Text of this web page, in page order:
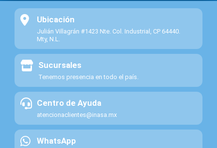
Ubicación
Julián Villagrán #1423 Nte. Col. Industrial, CP 64440.
Mty, N.L.
Sucursales
Tenemos presencia en todo el país.
Centro de Ayuda
atencionaclientes@inasa.mx
WhatsApp